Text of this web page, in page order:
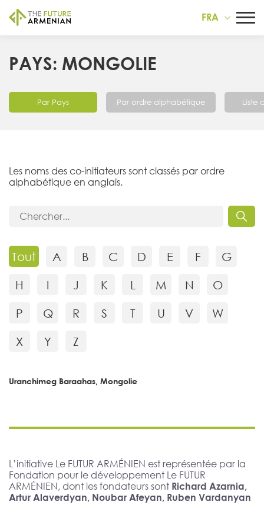
FRA
PAYS: MONGOLIE
Par Pays Par ordre alphabétique Liste
Les noms des co-initiateurs sont classés par ordre
alphabétique en anglais.
Tout A B C D E F
G
H
I J K L M N
O
P
Q R S T U V
W
X
Y Z
Uranchimeg Baraahas, Mongolie
L’initiative Le FUTUR ARMÉNIEN est représentée par la
Fondation pour le développement Le FUTUR
ARMÉNIEN, dont les fondateurs sont Richard Azarnia,
Artur Alaverdyan, Noubar Afeyan, Ruben Vardanyan